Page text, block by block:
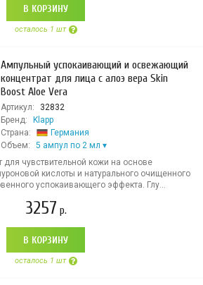
В КОРЗИНУ
осталось 1 шт
Ампульный успокаивающий и освежающий
концентрат для лица с алоэ вера Skin
Boost Aloe Vera
Артикул:
32832
Бренд:
Klapp
Страна:
Германия
Объем:
5 ампул по 2 мл
для чувствительной кожи на основе
кислоты и натурального очищенного
успокаивающего эффекта. Глу...
3257 р.
В КОРЗИНУ
осталось 1 шт